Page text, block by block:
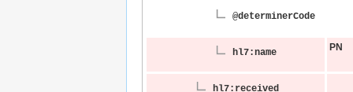
@determiner​Code
hl7:name PN
hl7:received​